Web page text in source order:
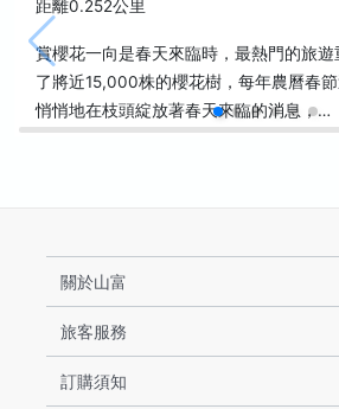
距離0.252公里
賞櫻花一向是春天來臨時，最熱門的旅
了將近15,000株的櫻花樹，每年農曆春
悄悄地在枝頭綻放著春天來臨的消息，…
關於山富
旅客服務
訂購須知